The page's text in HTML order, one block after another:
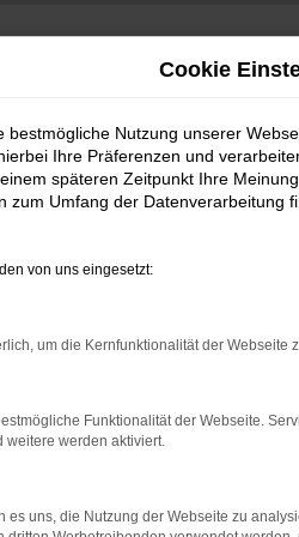
bestimmter Seiten
beheben.
auf dem neuesten Stand
Cookie
bestmögliche Nutzung unserer
Ihre Präferenzen und
späteren Zeitpunkt Ihre
zum Umfang der Datenverarbeitung
von uns eingesetzt:
um die Kernfunktionalität der Webseite
Funktionalität der Webseite.
weitere werden aktiviert.
es uns, die Nutzung der Webseite zu